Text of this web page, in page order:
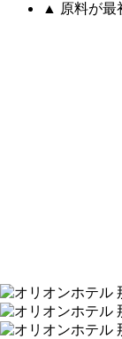
▲ 原料が最